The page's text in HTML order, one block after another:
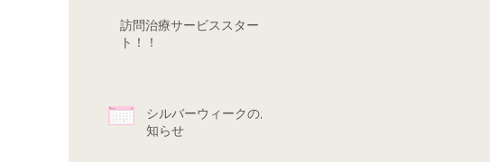
訪問治療サービススター
ト！！
シルバーウィークのお
知らせ